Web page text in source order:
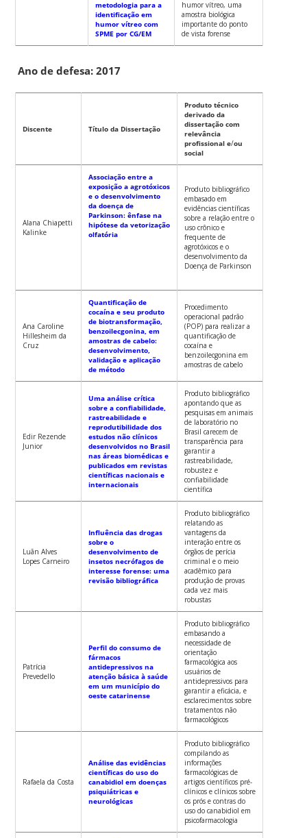
metodologia para a
identificação em
humor vítreo com
SPME por CG/EM
humor vítreo, uma
amostra biológica
importante do ponto
de vista forense
Ano de defesa: 2017
Discente Título da Dissertação
Produto técnico
derivado da
dissertação com
relevância
profissional e/ou
social
Alana Chiapetti
Kalinke
Associação entre a
exposição a agrotóxicos
e o desenvolvimento
da doença de
Parkinson: ênfase na
hipótese da vetorização
olfatória
Produto bibliográfico
embasado em
evidências científicas
sobre a relação entre o
uso crônico e
frequente de
agrotóxicos e o
desenvolvimento da
Doença de Parkinson
Ana Caroline
Hillesheim da
Cruz
Quantificação de
cocaína e seu produto
de biotransformação,
benzoilecgonina, em
amostras de cabelo:
desenvolvimento,
validação e aplicação
de método
Procedimento
operacional padrão
(POP) para realizar a
quantificação de
cocaína e
benzoilecgonina em
amostras de cabelo
Edir Rezende
Junior
Uma análise crítica
sobre a confiabilidade,
rastreabilidade e
reprodutibilidade dos
estudos não clínicos
desenvolvidos no Brasil
nas áreas biomédicas e
publicados em revistas
científicas nacionais e
internacionais
Produto bibliográfico
apontando que as
pesquisas em animais
de laboratório no
Brasil carecem de
transparência para
garantir a
rastreabilidade,
robustez e
confiabilidade
científica
Luãn Alves
Lopes Carneiro
Influência das drogas
sobre o
desenvolvimento de
insetos necrófagos de
interesse forense: uma
revisão bibliográfica
Produto bibliográfico
relatando as
vantagens da
interação entre os
órgãos de perícia
criminal e o meio
acadêmico para
produção de provas
cada vez mais
robustas
Patrícia
Prevedello
Perfil do consumo de
fármacos
antidepressivos na
atenção básica à saúde
em um município do
oeste catarinense
Produto bibliográfico
embasando a
necessidade de
orientação
farmacológica aos
usuários de
antidepressivos para
garantir a eficácia, e
esclarecimentos sobre
tratamentos não
farmacológicos
Rafaela da Costa
Análise das evidências
científicas do uso do
canabidiol em doenças
psiquiátricas e
neurológicas
Produto bibliográfico
compilando as
informações
farmacológicas de
artigos científicos pré-
clínicos e clínicos sobre
os prós e contras do
uso do canabidiol em
psicofarmacologia